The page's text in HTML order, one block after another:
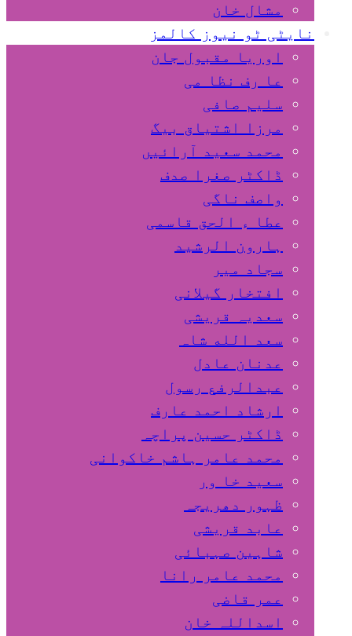
مشال خان
نایٹی ٹو نیوز کالمز
اوریا مقبول جان
عا رف نظا می
سلیم صافی
مرزا اشتیاق بیگ
محمد سعید آرائیں
ڈاکٹر صغرا صدف
واصف ناگی
عطا ء الحق قاسمی
ہارون الرشید
سجاد میر
افتخار گیلانی
سعدیہ قریشی
سعد الله شاہ
عدنان عادل
عبدالرفع رسول
ارشاد احمد عارف
ڈاکٹر حسین پراچہ
محمد عامر ہاشم خاکوانی
سعید خا ور
ظہور دھریجہ
عابد قریشی
شاہین صہبائی
محمد عامر رانا
عمر قاضی
اسداللہ خان